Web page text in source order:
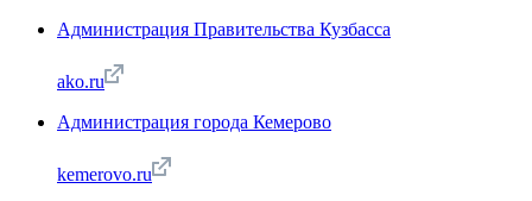
Администрация Правительства Кузбасса
ako.ru
Администрация города Кемерово
kemerovo.ru